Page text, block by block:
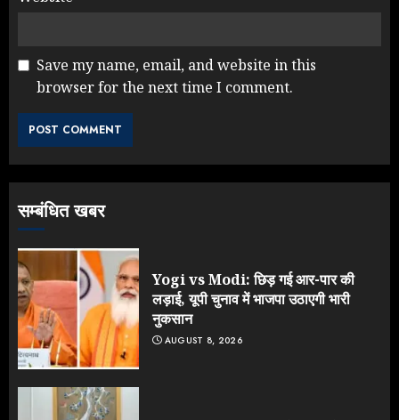
Save my name, email, and website in this
browser for the next time I comment.
सम्बंधित खबर
Yogi vs Modi: छिड़ गई आर-पार की
लड़ाई, यूपी चुनाव में भाजपा उठाएगी भारी
नुकसान
AUGUST 8, 2026
Rahul Gandhi के तीखे वार से बार-बार
4